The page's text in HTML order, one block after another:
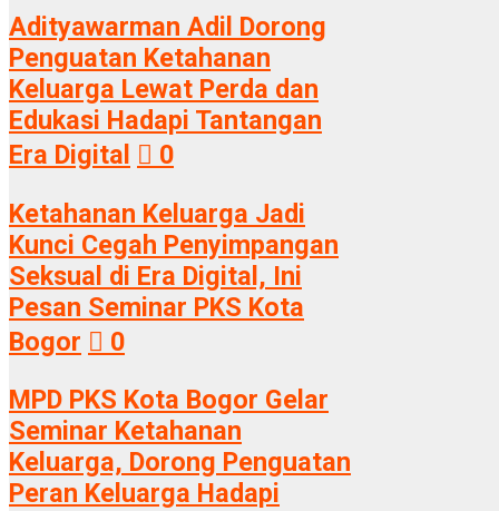
Adityawarman Adil Dorong
Penguatan Ketahanan
Keluarga Lewat Perda dan
Edukasi Hadapi Tantangan
Era Digital
0
Ketahanan Keluarga Jadi
Kunci Cegah Penyimpangan
Seksual di Era Digital, Ini
Pesan Seminar PKS Kota
Bogor
0
MPD PKS Kota Bogor Gelar
Seminar Ketahanan
Keluarga, Dorong Penguatan
Peran Keluarga Hadapi